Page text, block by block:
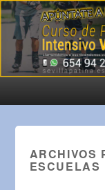
ARCHIVOS
ESCUELAS